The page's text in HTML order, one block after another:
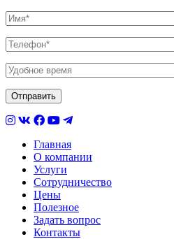
Главная
О компании
Услуги
Сотрудничество
Цены
Полезное
Задать вопрос
Контакты